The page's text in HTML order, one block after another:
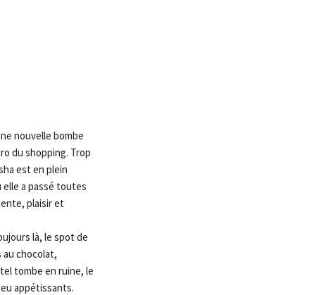
nouvelle bombe
du shopping. Trop
est en plein
elle a passé toutes
plaisir et
là, le spot de
au chocolat,
tombe en ruine, le
appétissants.